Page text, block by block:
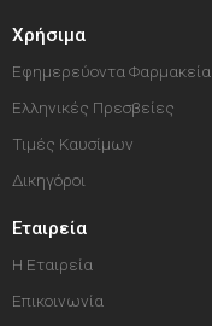
Χρήσιμα
Εφημερεύοντα Φαρμακεία
Ελληνικές Πρεσβείες
Τιμές Καυσίμων
Δικηγόροι
Εταιρεία
Η Εταιρεία
Επικοινωνία